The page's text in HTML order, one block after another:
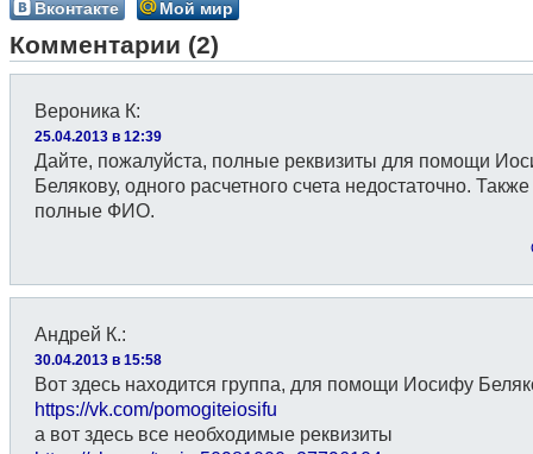
Вконтакте Мой мир
Комментарии (2)
Вероника К:
25.04.2013 в 12:39
Дайте, пожалуйста, полные реквизиты для помощи
Белякову, одного расчетного счета недостаточно.
полные ФИО.
Андрей К.:
30.04.2013 в 15:58
Вот здесь находится группа, для помощи Иосифу
https://vk.com/pomogiteiosifu
а вот здесь все необходимые реквизиты